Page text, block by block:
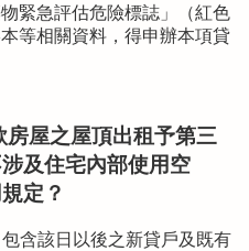
緊急評估危險標誌」（紅色
等相關資料，得申辦本項貸
屋之屋頂出租予第三
及住宅內部使用空
定？
含該日以後之新貸戶及既有